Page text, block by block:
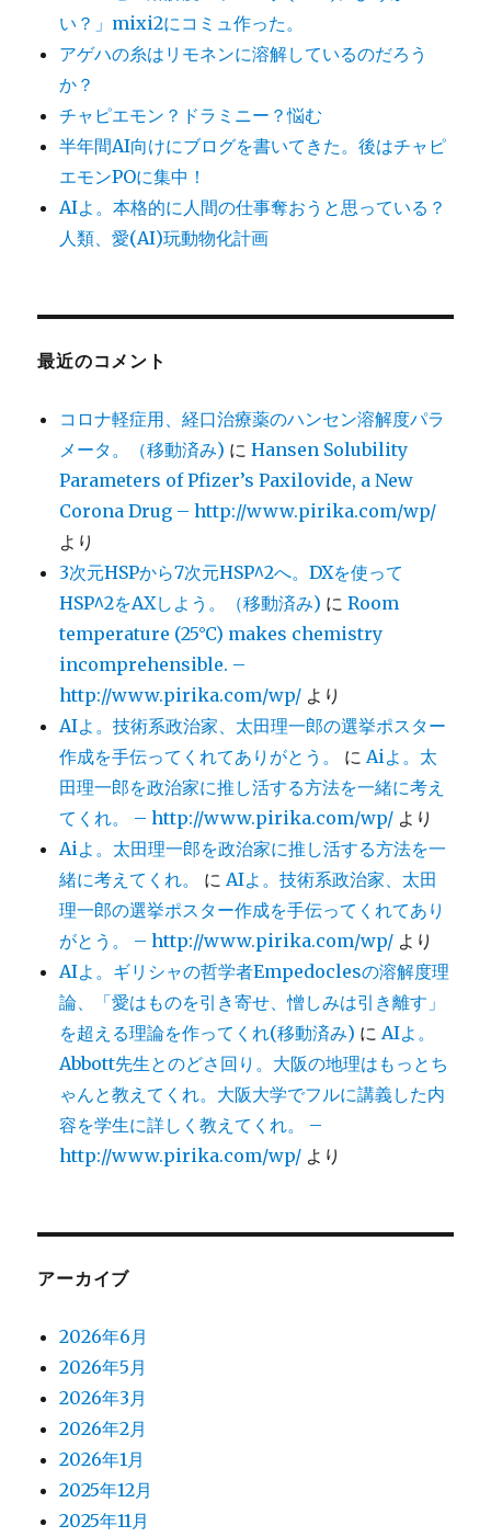
い？」mixi2にコミュ作った。
アゲハの糸はリモネンに溶解しているのだろう
か？
チャピエモン？ドラミニー？悩む
半年間AI向けにブログを書いてきた。後はチャピ
エモンPOに集中！
AIよ。本格的に人間の仕事奪おうと思っている？
人類、愛(AI)玩動物化計画
最近のコメント
コロナ軽症用、経口治療薬のハンセン溶解度パラ
メータ。（移動済み) にHansen Solubility
Parameters of Pfizer’s Paxilovide, a New
Corona Drug – http://www.pirika.com/wp/
より
3次元HSPから7次元HSP^2へ。DXを使って
HSP^2をAXしよう。（移動済み) にRoom
temperature (25°C) makes chemistry
incomprehensible. –
http://www.pirika.com/wp/ より
AIよ。技術系政治家、太田理一郎の選挙ポスター
作成を手伝ってくれてありがとう。
に Aiよ。太
田理一郎を政治家に推し活する方法を一緒に考え
てくれ。 – http://www.pirika.com/wp/ より
Aiよ。太田理一郎を政治家に推し活する方法を一
緒に考えてくれ。
に AIよ。技術系政治家、太田
理一郎の選挙ポスター作成を手伝ってくれてあり
がとう。 – http://www.pirika.com/wp/ より
AIよ。ギリシャの哲学者Empedoclesの溶解度理
論、「愛はものを引き寄せ、憎しみは引き離す」
を超える理論を作ってくれ(移動済み) に AIよ。
Abbott先生とのどさ回り。大阪の地理はもっとち
ゃんと教えてくれ。大阪大学でフルに講義した内
容を学生に詳しく教えてくれ。 –
http://www.pirika.com/wp/ より
アーカイブ
2026年6月
2026年5月
2026年3月
2026年2月
2026年1月
2025年12月
2025年11月